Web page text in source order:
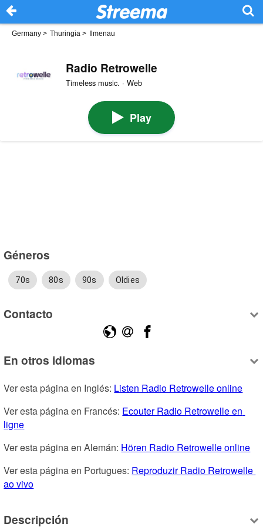
Germany > Thuringia > Ilmenau
Radio Retrowelle
Timeless music. · Web
Play
Géneros
70s 80s 90s Oldies
Contacto
En otros idiomas
Ver esta página en Inglés: Listen Radio Retrowelle online
Ver esta página en Francés: Ecouter Radio Retrowelle en
ligne
Ver esta página en Alemán: Hören Radio Retrowelle online
Ver esta página en Portugues: Reproduzir Radio Retrowelle
ao vivo
Descripción